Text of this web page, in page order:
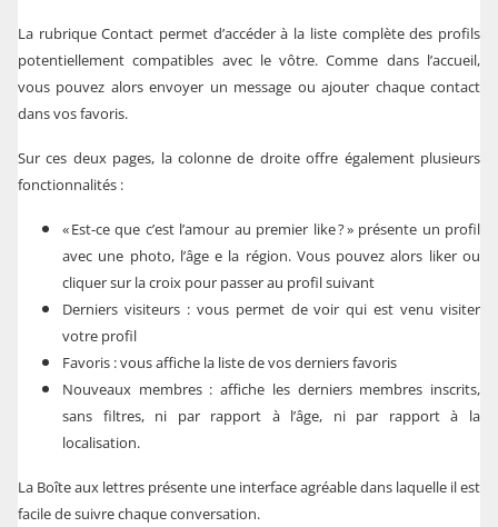
La rubrique Contact permet d’accéder à la liste complète des profils
potentiellement compatibles avec le vôtre. Comme dans l’accueil,
vous pouvez alors envoyer un message ou ajouter chaque contact
dans vos favoris.
Sur ces deux pages, la colonne de droite offre également plusieurs
fonctionnalités :
« Est-ce que c’est l’amour au premier like ? » présente un profil
avec une photo, l’âge e la région. Vous pouvez alors liker ou
cliquer sur la croix pour passer au profil suivant
Derniers visiteurs : vous permet de voir qui est venu visiter
votre profil
Favoris : vous affiche la liste de vos derniers favoris
Nouveaux membres : affiche les derniers membres inscrits,
sans filtres, ni par rapport à l’âge, ni par rapport à la
localisation.
La Boîte aux lettres présente une interface agréable dans laquelle il est
facile de suivre chaque conversation.